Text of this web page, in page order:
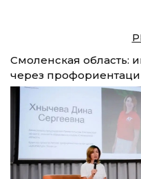
Смоленская область:
через